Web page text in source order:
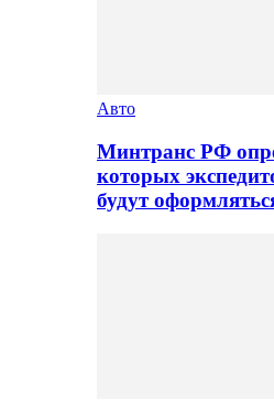
Авто
Минтранс РФ
которых
будут